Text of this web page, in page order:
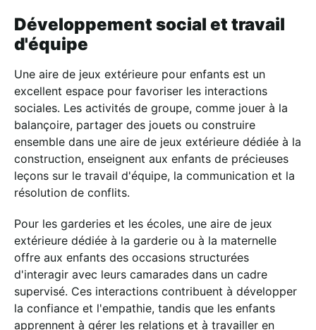
Développement social et travail
d'équipe
Une aire de jeux extérieure pour enfants est un
excellent espace pour favoriser les interactions
sociales. Les activités de groupe, comme jouer à la
balançoire, partager des jouets ou construire
ensemble dans une aire de jeux extérieure dédiée à la
construction, enseignent aux enfants de précieuses
leçons sur le travail d'équipe, la communication et la
résolution de conflits.
Pour les garderies et les écoles, une aire de jeux
extérieure dédiée à la garderie ou à la maternelle
offre aux enfants des occasions structurées
d'interagir avec leurs camarades dans un cadre
supervisé. Ces interactions contribuent à développer
la confiance et l'empathie, tandis que les enfants
apprennent à gérer les relations et à travailler en